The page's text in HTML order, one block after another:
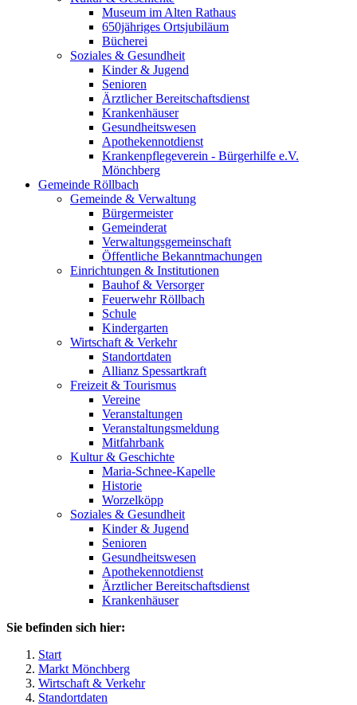
Museum im Alten Rathaus
650jähriges Ortsjubiläum
Bücherei
Soziales & Gesundheit
Kinder & Jugend
Senioren
Ärztlicher Bereitschaftsdienst
Krankenhäuser
Gesundheitswesen
Apothekennotdienst
Krankenpflegeverein - Bürgerhilfe e.V.
Mönchberg
Gemeinde Röllbach
Gemeinde & Verwaltung
Bürgermeister
Gemeinderat
Verwaltungsgemeinschaft
Öffentliche Bekanntmachungen
Einrichtungen & Institutionen
Bauhof & Versorger
Feuerwehr Röllbach
Schule
Kindergarten
Wirtschaft & Verkehr
Standortdaten
Allianz Spessartkraft
Freizeit & Tourismus
Vereine
Veranstaltungen
Veranstaltungsmeldung
Mitfahrbank
Kultur & Geschichte
Maria-Schnee-Kapelle
Historie
Worzelköpp
Soziales & Gesundheit
Kinder & Jugend
Senioren
Gesundheitswesen
Apothekennotdienst
Ärztlicher Bereitschaftsdienst
Krankenhäuser
Sie befinden sich hier:
Start
Markt Mönchberg
Wirtschaft & Verkehr
Standortdaten